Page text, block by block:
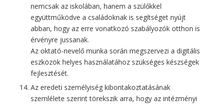
nemcsak az iskolában, hanem a szülőkkel
együttműködve a családoknak is segítséget nyújt
abban, hogy az erre vonatkozó szabályozók otthon is
érvényre jussanak.
Az oktató-nevelő munka során megszervezi a digitális
eszközök helyes használatához szükséges készségek
fejlesztését.
Az eredeti személyiség kibontakoztatásának
szemlélete szerint törekszik arra, hogy az intézményi